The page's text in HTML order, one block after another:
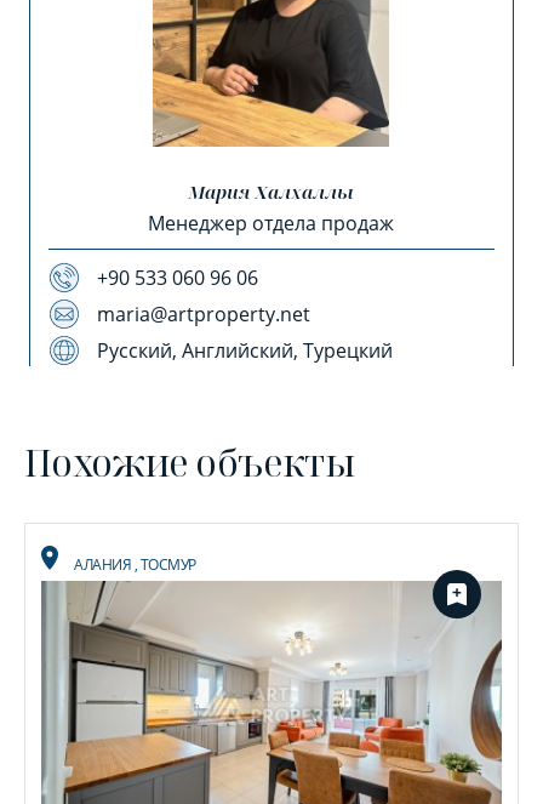
Мария Халхаллы
Менеджер отдела продаж
+90 533 060 96 06
maria@artproperty.net
Русский, Английский, Турецкий
Похожие объекты
АЛАНИЯ,ТОСМУР